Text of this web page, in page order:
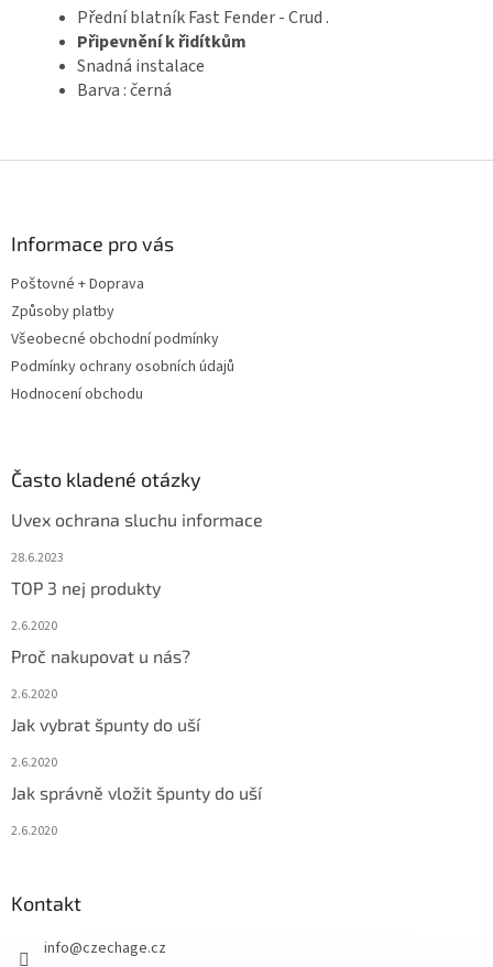
Přední blatník Fast Fender - Crud .
Připevnění k řidítkům
Snadná instalace
Barva : černá
Informace pro vás
Poštovné + Doprava
Způsoby platby
Všeobecné obchodní podmínky
Podmínky ochrany osobních údajů
Hodnocení obchodu
Často kladené otázky
Uvex ochrana sluchu informace
28.6.2023
TOP 3 nej produkty
2.6.2020
Proč nakupovat u nás?
2.6.2020
Jak vybrat špunty do uší
2.6.2020
Jak správně vložit špunty do uší
2.6.2020
Kontakt
info@czechage.cz